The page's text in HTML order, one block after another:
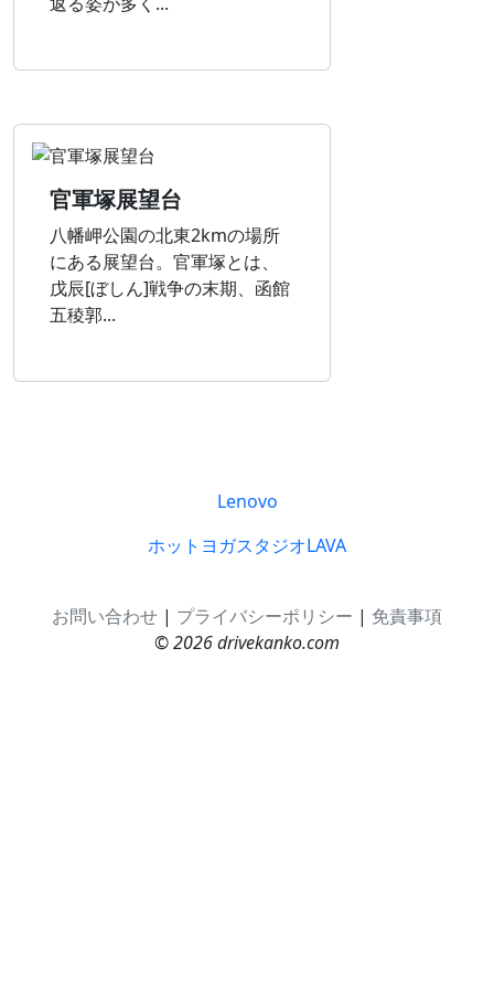
官軍塚展望台
八幡岬公園の北東2kmの場所
にある展望台。官軍塚とは、
戊辰[ぼしん]戦争の末期、函館
五稜郭...
Lenovo
ホットヨガスタジオLAVA
お問い合わせ | プライバシーポリシー | 免責事項
© 2026 drivekanko.com